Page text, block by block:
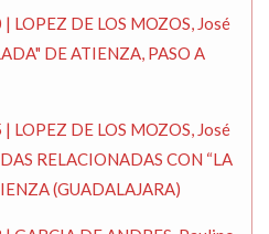
LOPEZ DE LOS MOZOS, José
DE ATIENZA, PASO A
LOPEZ DE LOS MOZOS, José
RELACIONADAS CON “LA
(GUADALAJARA)